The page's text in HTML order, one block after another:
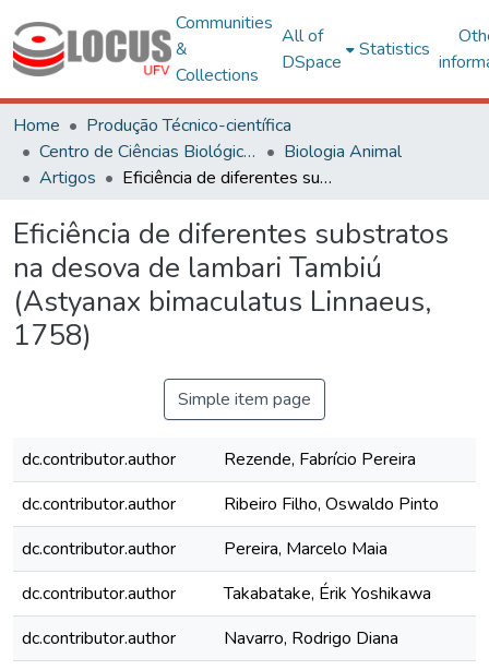
Communities
&
Collections
All of
DSpace
Statistics
Home
Produção Técnico-científica
Centro de Ciências Biológicas e da Saúde
Biologia Animal
Artigos
Eficiência de diferentes substratos na desova de lambari Tambiú (Astyanax bimaculatus Linnaeus, 1758)
Eficiência de diferentes substratos
na desova de lambari Tambiú
(Astyanax bimaculatus Linnaeus,
1758)
Simple item page
dc.contributor.author
Rezende, Fabrício Pereira
dc.contributor.author
Ribeiro Filho, Oswaldo Pinto
dc.contributor.author
Pereira, Marcelo Maia
dc.contributor.author
Takabatake, Érik Yoshikawa
dc.contributor.author
Navarro, Rodrigo Diana